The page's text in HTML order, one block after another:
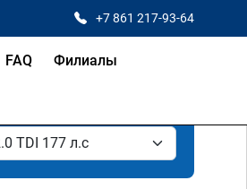
+7 861 217-93-64
FAQ Филиалы